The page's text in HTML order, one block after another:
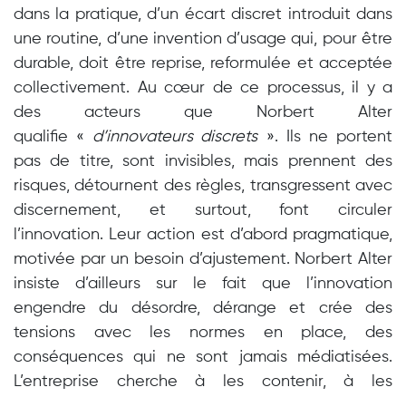
dans la pratique, d’un écart discret introduit dans
une routine, d’une invention d’usage qui, pour être
durable, doit être reprise, reformulée et acceptée
collectivement. Au cœur de ce processus, il y a
des acteurs que Norbert Alter
qualifie « d’innovateurs discrets». Ils ne portent
pas de titre, sont invisibles, mais prennent des
risques, détournent des règles, transgressent avec
discernement, et surtout, font circuler
l’innovation. Leur action est d’abord pragmatique,
motivée par un besoin d’ajustement. Norbert Alter
insiste d’ailleurs sur le fait que l’innovation
engendre du désordre, dérange et crée des
tensions avec les normes en place, des
conséquences qui ne sont jamais médiatisées.
L’entreprise cherche à les contenir, à les